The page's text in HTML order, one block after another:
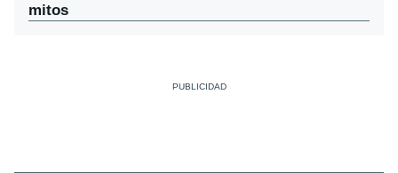
mitos